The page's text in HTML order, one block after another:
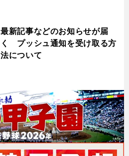
最新記事などのお知らせが届
く プッシュ通知を受け取る方
法について